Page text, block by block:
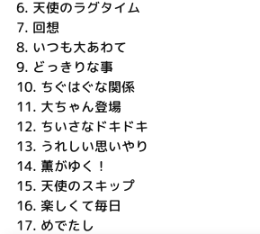
6. 天使のラグタイム
7. 回想
8. いつも大あわて
9. どっきりな事
10. ちぐはぐな関係
11. 大ちゃん登場
12. ちいさなドキドキ
13. うれしい思いやり
14. 薫がゆく！
15. 天使のスキップ
16. 楽しくて毎日
17. めでたし